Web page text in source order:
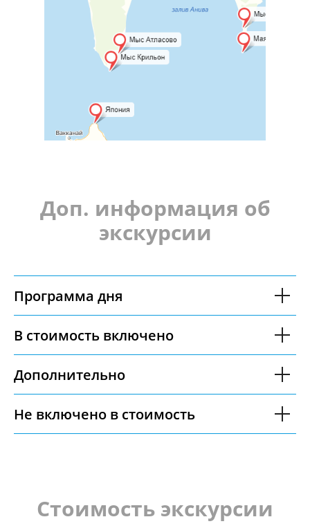
Доп. информация об
экскурсии
Программа дня
В стоимость включено
Дополнительно
Не включено в стоимость
Стоимость экскурсии